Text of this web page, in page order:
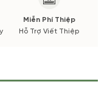
Miễn Phí Thiệp
Hỗ Trợ Viết Thiệp